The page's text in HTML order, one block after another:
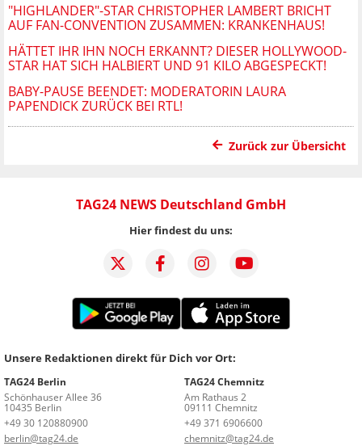
"HIGHLANDER"-STAR CHRISTOPHER LAMBERT BRICHT
AUF FAN-CONVENTION ZUSAMMEN: KRANKENHAUS!
HÄTTET IHR IHN NOCH ERKANNT? DIESER HOLLYWOOD-
STAR HAT SICH HALBIERT UND 91 KILO ABGESPECKT!
BABY-PAUSE BEENDET: MODERATORIN LAURA
PAPENDICK ZURÜCK BEI RTL!
Zurück zur Übersicht
TAG24 NEWS Deutschland GmbH
Hier findest du uns:
Unsere Redaktionen direkt für Dich vor Ort:
TAG24 Berlin
Schönhauser Allee 36
10435 Berlin
+49 30 120880900
berlin@tag24.de
TAG24 Chemnitz
Am Rathaus 2
09111 Chemnitz
+49 371 6906600
chemnitz@tag24.de